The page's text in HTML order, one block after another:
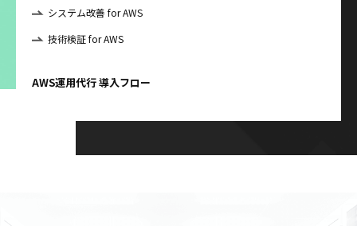
システム改善 for AWS
技術検証 for AWS
AWS運用代行 導入フロー